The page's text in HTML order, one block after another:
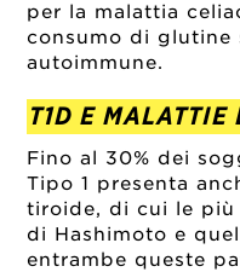
per la malattia
consumo di glutine
autoimmune.
T1D E
Fino al 30% dei
Tipo 1 presenta
tiroide, di cui le più
di Hashimoto e
entrambe queste